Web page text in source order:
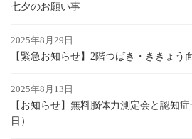
七夕のお願い事
2025年8月29日
【緊急お知らせ】2階つばき・ききょう
2025年8月13日
【お知らせ】無料脳体力測定会と認知
日）